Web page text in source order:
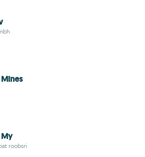
roobsri